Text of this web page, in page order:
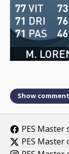
M.
77VIT
71 DRI
71 PAS
73
76
46
Show
PES Master
PES Master